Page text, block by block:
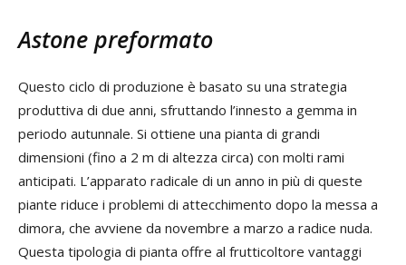
Astone preformato
Questo ciclo di produzione è basato su una strategia
produttiva di due anni, sfruttando l’innesto a gemma in
periodo autunnale. Si ottiene una pianta di grandi
dimensioni (fino a 2 m di altezza circa) con molti rami
anticipati. L’apparato radicale di un anno in più di queste
piante riduce i problemi di attecchimento dopo la messa a
dimora, che avviene da novembre a marzo a radice nuda.
Questa tipologia di pianta offre al frutticoltore vantaggi